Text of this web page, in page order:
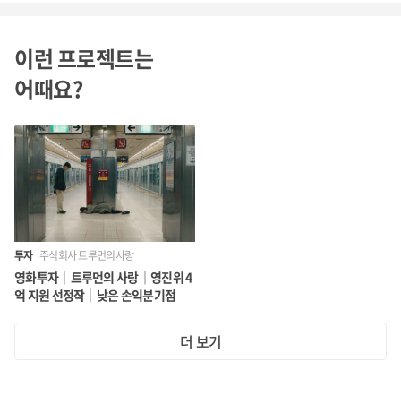
이런 프로젝트는
어때요?
투자 주식회사 트루먼의사랑
영화투자｜트루먼의 사랑｜영진위 4
억 지원 선정작｜낮은 손익분기점
더 보기